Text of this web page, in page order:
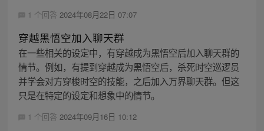
1 个回答 2024年08月22日 07:07
穿越黑悟空加入聊天群
在一些相关的设定中，有穿越成为黑悟空后加入聊天群的
情节。例如，有提到穿越成为黑悟空后，杀死时空巡逻员
并学会对方穿梭时空的技能，之后加入万界聊天群。但这
只是在特定的设定和想象中的情节。
1 个回答 2024年09月16日 10:12